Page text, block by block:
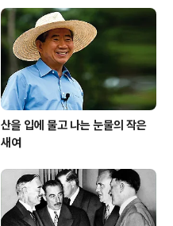
산을 입에 물고 나는 눈물의 작은
새여